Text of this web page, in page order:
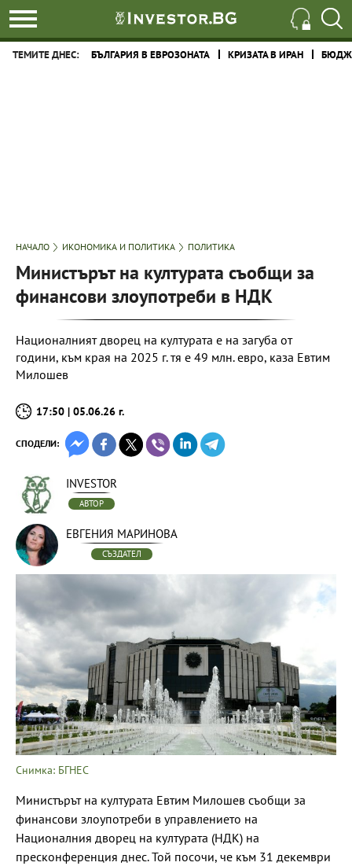
ТЕМИТЕ ДНЕС: БЪЛГАРИЯ В ЕВРОЗОНАТА КРИЗАТА В ИРАН
НАЧАЛО ИКОНОМИКА И ПОЛИТИКА ПОЛИТИКА
Министърът на културата съобщи за
финансови злоупотреби в НДК
Националният дворец на културата е на загуба от
години, към края на 2025 г. тя е 49 млн. евро, каза Евтим
Милошев
17:50 | 05.06.26 г.
СПОДЕЛИ:
INVESTOR
АВТОР
ЕВГЕНИЯ МАРИНОВА
СЪЗДАТЕЛ
Снимка: БГНЕС
Министърът на културата Евтим Милошев съобщи за
финансови злоупотреби в управлението на
Националния дворец на културата (НДК) на
пресконференция днес. Той посочи, че към 31 декември